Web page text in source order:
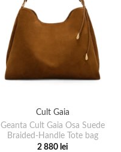
Cult Gaia
Geanta Cult Gaia Osa Suede
Braided-Handle Tote bag
2 880 lei